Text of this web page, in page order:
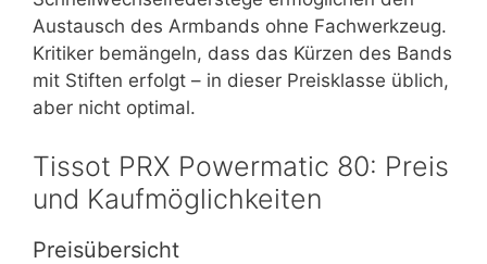
Austausch des Armbands ohne Fachwerkzeug.
Kritiker bemängeln, dass das Kürzen des Bands
mit Stiften erfolgt – in dieser Preisklasse üblich,
aber nicht optimal.
Tissot PRX Powermatic 80: Preis
und Kaufmöglichkeiten
Preisübersicht